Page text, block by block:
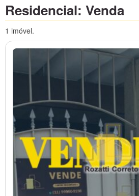
Residencial: Venda
1 imóvel.